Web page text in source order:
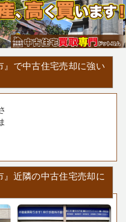
』で中古住宅売却に強い
』近隣の中古住宅売却に